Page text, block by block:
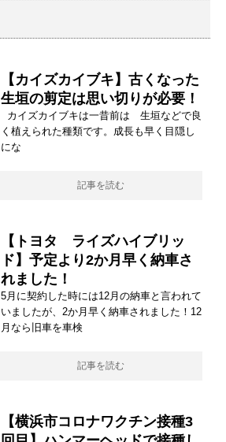
【カイズカイブキ】古くなった
生垣の剪定は思い切りが必要！
カイズカイブキは一昔前は 生垣などで良
く植えられた種類です。成長も早く目隠し
にな
記事を読む
【トヨタ ライズハイブリッ
ド】予定より2か月早く納車さ
れました！
5月に契約した時には12月の納車と言われて
いましたが、2か月早く納車されました！12
月なら旧車を車検
記事を読む
【横浜市コロナワクチン接種3